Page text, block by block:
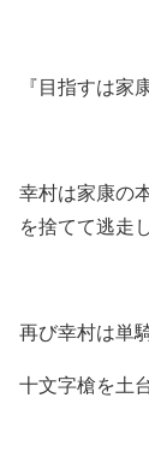
『目指すは家
幸村は家康の
を捨てて逃走
再び幸村は単
十文字槍を土